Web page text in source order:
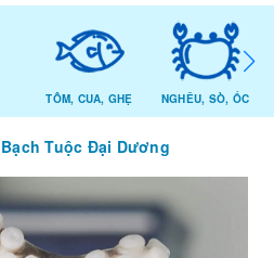
TÔM, CUA, GHẸ NGHÊU, SÒ, ỐC
Bạch Tuộc Đại Dương